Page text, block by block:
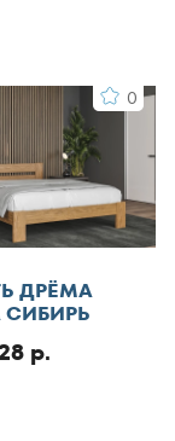
0
ДРЁМА
СИБИРЬ
р.